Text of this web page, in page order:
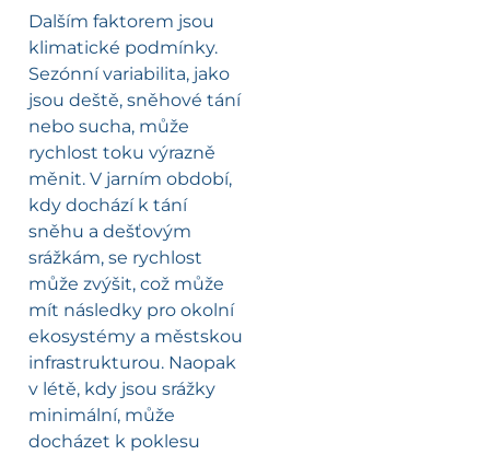
Dalším faktorem jsou
klimatické podmínky.
Sezónní variabilita, jako
jsou deště, sněhové tání
nebo sucha, může
rychlost toku výrazně
měnit. V jarním období,
kdy dochází k tání
sněhu a dešťovým
srážkám, se rychlost
může zvýšit, což může
mít následky pro okolní
ekosystémy a městskou
infrastrukturou. Naopak
v létě, kdy jsou srážky
minimální, může
docházet k poklesu